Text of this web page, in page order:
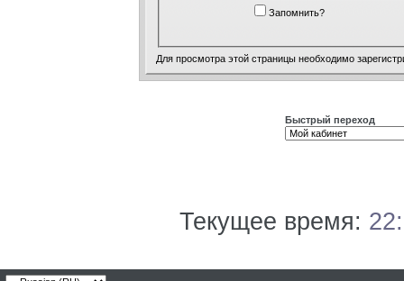
Запомнить?
Для просмотра этой страницы необходимо
Быстрый переход
Текущее время: